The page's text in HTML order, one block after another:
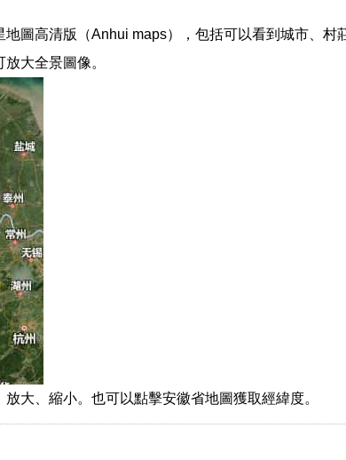
圖高清版（Anhui maps），包括可以看到城市、村
大全景圖像。
大、縮小。也可以點擊安徽省地圖獲取經緯度。